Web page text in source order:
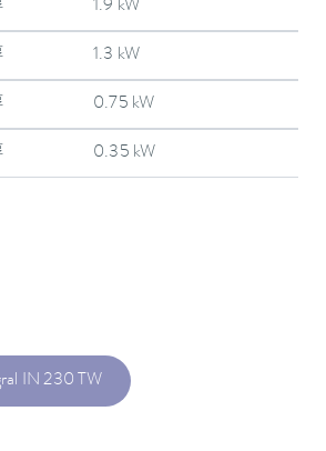
1.9 kW
1.3 kW
0.75 kW
0.35 kW
IN 230 TW